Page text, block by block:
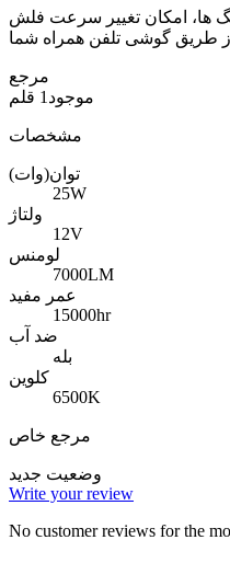
ها، امکان تغییر سرعت فلش
مرجع
موجود 1 قلم
مشخصات
توان(وات)
25W
ولتاژ
12V
لومنس
7000LM
عمر مفید
15000hr
ضد آب
بله
کلوین
6500K
مرجع خاص
وضعیت جدید
Write your review
No customer reviews for the